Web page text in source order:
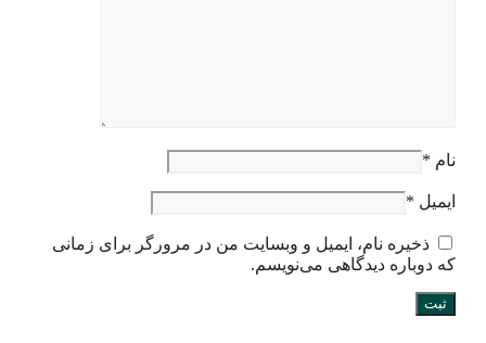
نام *
ایمیل *
ذخیره نام، ایمیل و وبسایت من در مرورگر برای زمانی
که دوباره دیدگاهی می‌نویسم.